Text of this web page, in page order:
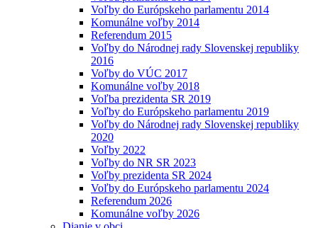
Voľby do Európskeho parlamentu 2014
Komunálne voľby 2014
Referendum 2015
Voľby do Národnej rady Slovenskej republiky
2016
Voľby do VÚC 2017
Komunálne voľby 2018
Voľba prezidenta SR 2019
Voľby do Európskeho parlamentu 2019
Voľby do Národnej rady Slovenskej republiky
2020
Voľby 2022
Voľby do NR SR 2023
Voľby prezidenta SR 2024
Voľby do Európskeho parlamentu 2024
Referendum 2026
Komunálne voľby 2026